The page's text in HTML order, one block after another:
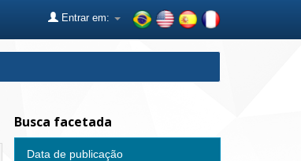
Entrar em:
Busca facetada
Data de publicação